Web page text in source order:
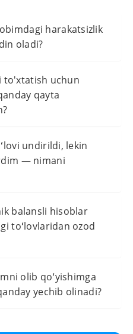
harakatsizlik
oladi?
to'xtatish uchun
qayta
undirildi, lekin
— nimani
balansli hisoblar
toʻlovlaridan ozod
olib qoʻyishimga
yechib olinadi?